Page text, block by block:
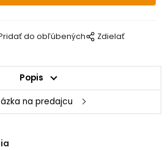
do obľúbených Zdielať
Popis
na predajcu